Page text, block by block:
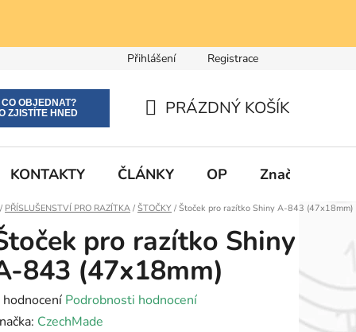
Přihlášení Registrace
KOŠÍK
PRÁZDNÝ KOŠÍK
KONTAKTY ČLÁNKY OP Značky
Domů
/ PŘÍSLUŠENSTVÍ PRO RAZÍTKA / ŠTOČKY / Štoček pro razítko Shiny A-843 (47x18mm)
pro razítko Shiny
843 (47x18mm)
hodnocení Podrobnosti hodnocení
CzechMade
CO OBJEDNAT?
ZJISTÍTE HNED